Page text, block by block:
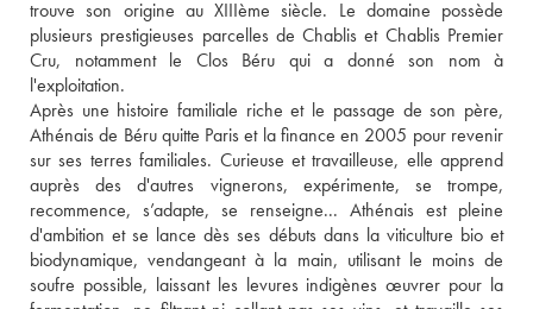
trouve son origine au XIIIème siècle. Le domaine possède
plusieurs prestigieuses parcelles de Chablis et Chablis Premier
Cru, notamment le Clos Béru qui a donné son nom à
l'exploitation.
Après une histoire familiale riche et le passage de son père,
Athénais de Béru quitte Paris et la finance en 2005 pour revenir
sur ses terres familiales. Curieuse et travailleuse, elle apprend
auprès des d'autres vignerons, expérimente, se trompe,
recommence, s’adapte, se renseigne... Athénais est pleine
d'ambition et se lance dès ses débuts dans la viticulture bio et
biodynamique, vendangeant à la main, utilisant le moins de
soufre possible, laissant les levures indigènes œuvrer pour la